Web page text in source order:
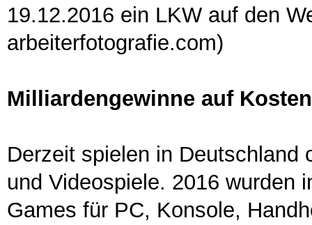
19.12.2016 ein LKW auf den
arbeiterfotografie.com)
Milliardengewinne auf
Derzeit spielen in Deutschland
und Videospiele. 2016 wurden
Games für PC, Konsole,